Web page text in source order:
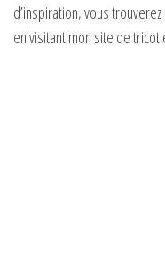
d’inspiration, vous
en visitant mon site de tricot